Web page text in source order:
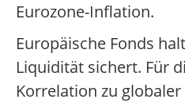
Eurozone-Inflation.
Europäische Fonds
Liquidität sichert. Für
Korrelation zu